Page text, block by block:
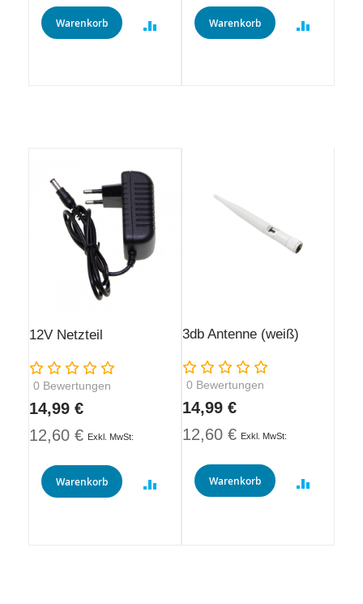
Warenkorb Warenkorb
12V Netzteil
Rating:
0 Bewertungen
14,99 €
12,60 €
Warenkorb
3db Antenne (weiß)
Rating:
0 Bewertungen
14,99 €
12,60 €
Warenkorb